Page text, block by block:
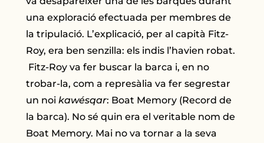
una exploració efectuada per membres de
la tripulació. L’explicació, per al capità Fitz-
Roy, era ben senzilla: els indis l’havien robat.
Fitz-Roy va fer buscar la barca i, en no
trobar-la, com a represàlia va fer segrestar
un noi kawésqar: Boat Memory (Record de
la barca). No sé quin era el veritable nom de
Boat Memory. Mai no va tornar a la seva